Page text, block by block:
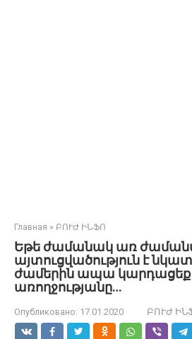
Главная » ԲՈՒԺ ԻՆՖՈ
Եթե ժամանակ առ
այտուցվածություն է
ժամերին ապա կարդացեք
առողջությանը…
Опубликовано: 17.01.2020 ԲՈՒԺ